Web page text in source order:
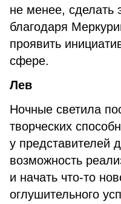
не менее, сделать
благодаря
проявить
сфере.
Лев
Ночные светила
творческих
у представителей
возможность
и начать что-то
оглушительного